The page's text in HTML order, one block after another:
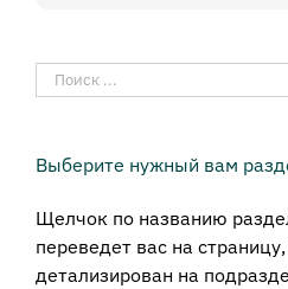
Результат
поиска:
Выберите нужный вам
Щелчок по названию
переведет вас на
детализирован на